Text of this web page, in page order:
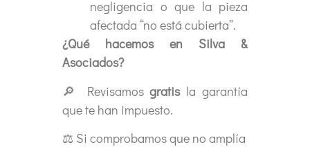
negligencia o que la pieza
afectada “no está cubierta”.
¿Qué hacemos en Silva &
Asociados?
🔎 Revisamosgratisla garantía
que te han impuesto.
⚖️ Si comprobamos que no amplía